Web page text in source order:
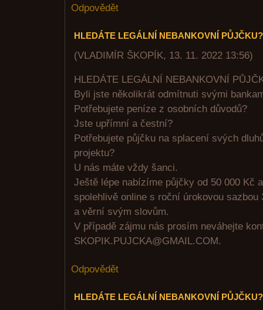
Odpovědět
HLEDÁTE LEGÁLNÍ NEBANKOVNÍ PŮJČKU?
(VLADIMÍR ŠKOPÍK, 13. 11. 2022 13:56)
HLEDÁTE LEGÁLNÍ NEBANKOVNÍ
Byli jste několikrát odmítnuti svými
Potřebujete peníze z osobních důvodů?
Jste upřímní a čestní?
Potřebujete půjčku na splacení svých
projektu?
U nás máte vždy šanci.
Ještě lépe nabízíme půjčky od 50 000 Kč
spolehlivě online s roční úrokovou
a věrní svým slovům.
V případě zájmu nás prosím neváhejte
SKOPIK.PUJCKA@GMAIL.COM.
Odpovědět
HLEDÁTE LEGÁLNÍ NEBANKOVNÍ PŮJČKU?